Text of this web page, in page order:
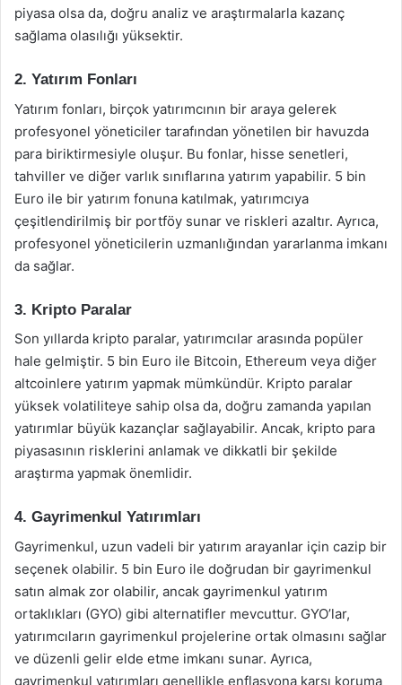
piyasa olsa da, doğru analiz ve araştırmalarla kazanç
sağlama olasılığı yüksektir.
2. Yatırım Fonları
Yatırım fonları, birçok yatırımcının bir araya gelerek
profesyonel yöneticiler tarafından yönetilen bir havuzda
para biriktirmesiyle oluşur. Bu fonlar, hisse senetleri,
tahviller ve diğer varlık sınıflarına yatırım yapabilir. 5 bin
Euro ile bir yatırım fonuna katılmak, yatırımcıya
çeşitlendirilmiş bir portföy sunar ve riskleri azaltır. Ayrıca,
profesyonel yöneticilerin uzmanlığından yararlanma imkanı
da sağlar.
3. Kripto Paralar
Son yıllarda kripto paralar, yatırımcılar arasında popüler
hale gelmiştir. 5 bin Euro ile Bitcoin, Ethereum veya diğer
altcoinlere yatırım yapmak mümkündür. Kripto paralar
yüksek volatiliteye sahip olsa da, doğru zamanda yapılan
yatırımlar büyük kazançlar sağlayabilir. Ancak, kripto para
piyasasının risklerini anlamak ve dikkatli bir şekilde
araştırma yapmak önemlidir.
4. Gayrimenkul Yatırımları
Gayrimenkul, uzun vadeli bir yatırım arayanlar için cazip bir
seçenek olabilir. 5 bin Euro ile doğrudan bir gayrimenkul
satın almak zor olabilir, ancak gayrimenkul yatırım
ortaklıkları (GYO) gibi alternatifler mevcuttur. GYO’lar,
yatırımcıların gayrimenkul projelerine ortak olmasını sağlar
ve düzenli gelir elde etme imkanı sunar. Ayrıca,
gayrimenkul yatırımları genellikle enflasyona karşı koruma